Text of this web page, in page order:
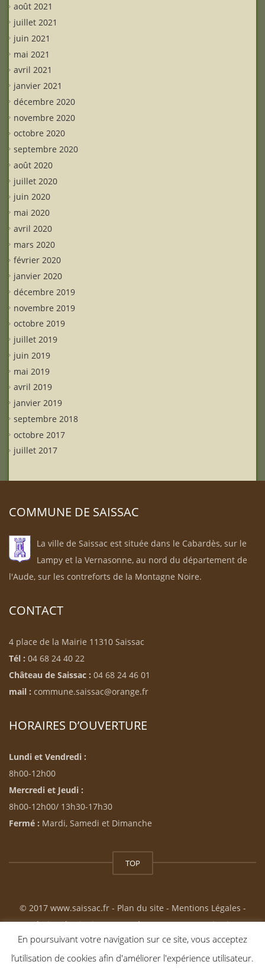
août 2021
juillet 2021
juin 2021
mai 2021
avril 2021
janvier 2021
décembre 2020
novembre 2020
octobre 2020
septembre 2020
août 2020
juillet 2020
juin 2020
mai 2020
avril 2020
mars 2020
février 2020
janvier 2020
décembre 2019
novembre 2019
octobre 2019
juillet 2019
juin 2019
mai 2019
avril 2019
janvier 2019
septembre 2018
octobre 2017
juillet 2017
COMMUNE DE SAISSAC
La ville de Saissac est située dans le Cabardès, sur le
Lampy et la Vernasonne, au nord du département de
l'Aude, sur les contreforts de la Montagne Noire.
CONTACT
4 place de la Mairie 11310 Saissac
Tél : 04 68 24 40 22
Château de Saissac : 04 68 24 46 01
mail : commune.saissac@orange.fr
HORAIRES D’OUVERTURE
Lundi et Vendredi :
8h00-12h00
Mercredi et Jeudi :
8h00-12h00/ 13h30-17h30
Fermé : Mardi, Samedi et Dimanche
TOP
© 2017 www.saissac.fr - Plan du site - Mentions Légales -
Création du site internet : Résonance Communication
En poursuivant votre navigation sur ce site, vous acceptez
l’utilisation de cookies afin d'améliorer l'expérience utilisateur.